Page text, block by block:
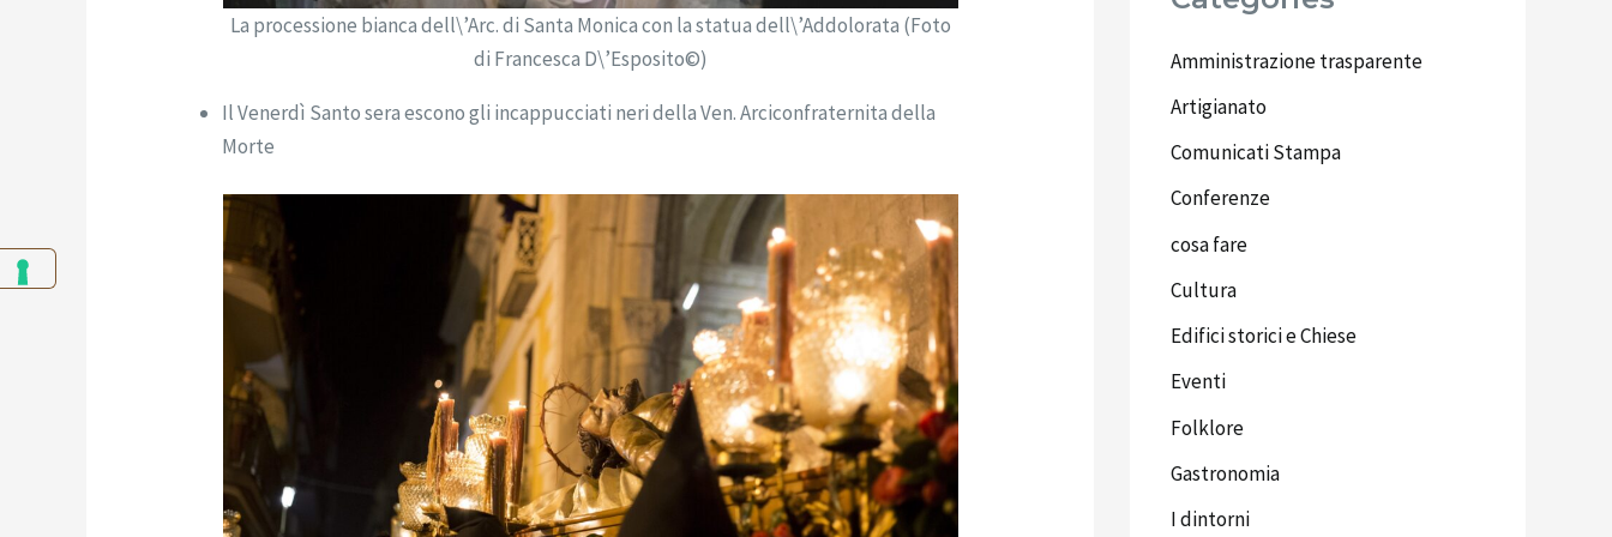
La processione bianca dell\’Arc. di Santa Monica con la statua dell\’Addolorata (Foto
di Francesca D\’Esposito©)
Il Venerdì Santo sera escono gli incappucciati neri della Ven. Arciconfraternita della
Morte
Amministrazione trasparente
Artigianato
Comunicati Stampa
Conferenze
cosa fare
Cultura
Edifici storici e Chiese
Eventi
Folklore
Gastronomia
I dintorni